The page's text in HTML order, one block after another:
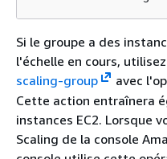
Si le groupe a des
l'échelle en cours,
scaling-group
avec
Cette action entraînera
instances EC2. Lorsque
Scaling de la console